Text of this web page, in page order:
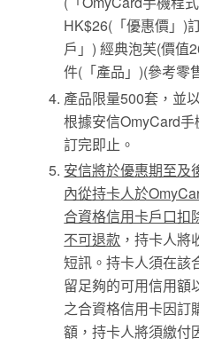
HK$26(「優惠價」)
戶」) 經典泡芙(價值
件(「產品」)(參考零
產品限量500套，並
根據安信OmyCard手
訂完即止。
安信將於優惠期至及
內從持卡人於
合資格信用卡戶口扣
不可退款 ，持卡人
短訊。持卡人須在該
留足夠的可用信用額
之合資格信用卡因訂
額，持卡人將須繳付